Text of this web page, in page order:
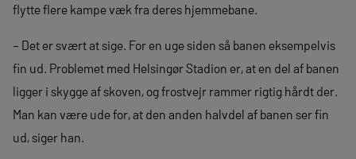
flytte flere kampe væk fra deres hjemmebane.
– Det er svært at sige. For en uge siden så banen eksempelvis
fin ud. Problemet med Helsingør Stadion er, at en del af banen
ligger i skygge af skoven, og frostvejr rammer rigtig hårdt der.
Man kan være ude for, at den anden halvdel af banen ser fin
ud, siger han.